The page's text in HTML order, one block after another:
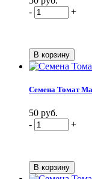
-
+
Семена Томат
50 руб.
-
+